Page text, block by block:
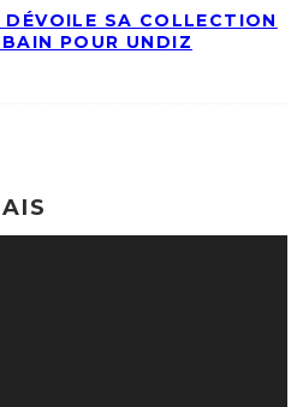
DÉVOILE SA COLLECTION
POUR UNDIZ